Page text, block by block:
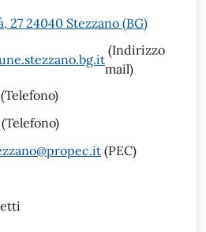
27 24040 Stezzano (BG)
(Indirizzo
mail)
(Telefono)
(Telefono)
(PEC)